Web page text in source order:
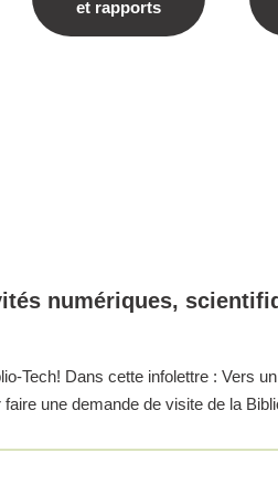
et rapports
numériques,
Tech! Dans cette infolettre : Vers
une demande de visite de la